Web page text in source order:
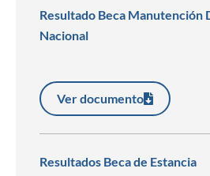
Resultado Beca Manutención
Nacional
Ver documento
Resultados Beca de Estancia